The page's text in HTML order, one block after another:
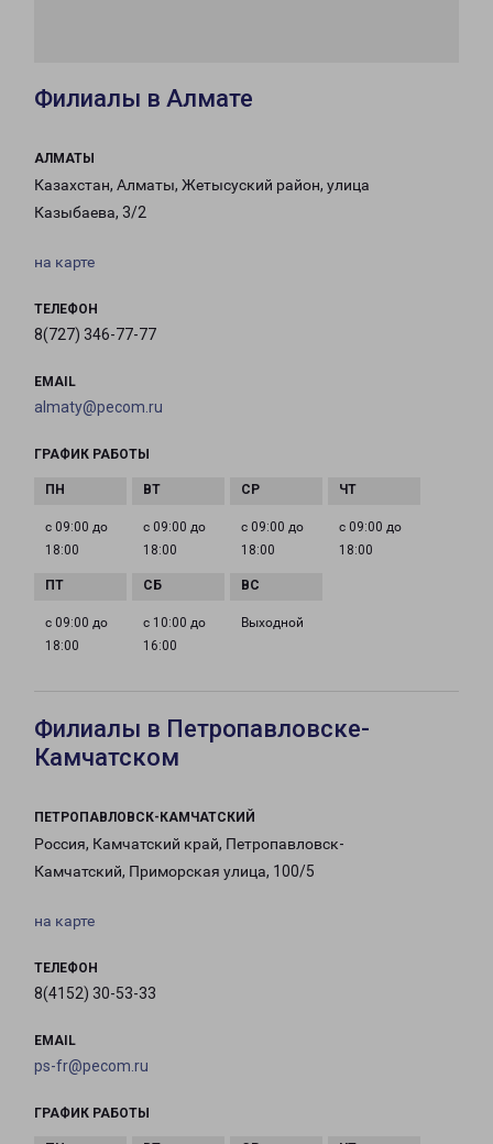
Филиалы в Алмате
АЛМАТЫ
Казахстан, Алматы, Жетысуский район, улица
Казыбаева, 3/2
на карте
ТЕЛЕФОН
8(727) 346-77-77
EMAIL
almaty@pecom.ru
ГРАФИК РАБОТЫ
с 09:00 до
18:00
с 09:00 до
18:00
с 09:00 до
18:00
с 09:00 до
18:00
с 09:00 до
18:00
с 10:00 до
16:00
Выходной
Филиалы в Петропавловске-
Камчатском
ПЕТРОПАВЛОВСК-КАМЧАТСКИЙ
Россия, Камчатский край, Петропавловск-
Камчатский, Приморская улица, 100/5
на карте
ТЕЛЕФОН
8(4152) 30-53-33
EMAIL
ps-fr@pecom.ru
ГРАФИК РАБОТЫ